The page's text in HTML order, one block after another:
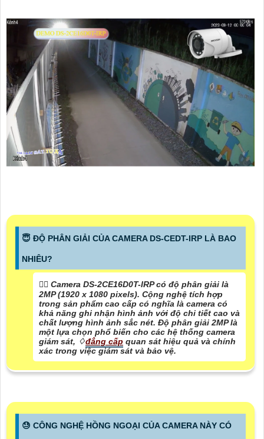
😇 ĐỘ PHÂN GIẢI CỦA CAMERA DS-CEDT-IRP LÀ BAO
NHIÊU?
❤️‍💋‍ Camera DS-2CE16D0T-IRP có độ phân giải là
2MP (1920 x 1080 pixels). Cộng nghệ tích hợp
trong sản phẩm cao cấp có nghĩa là camera có
khả năng ghi nhận hình ảnh với độ chi tiết cao và
chất lượng hình ảnh sắc nét. Độ phân giải 2MP là
một lựa chọn phổ biến cho các hệ thống camera
giám sát, ♢đẳng cấp quan sát hiệu quả và chính
xác trong việc giám sát và bảo vệ.
😓 CÔNG NGHỆ HỒNG NGOẠI CỦA CAMERA NÀY CÓ